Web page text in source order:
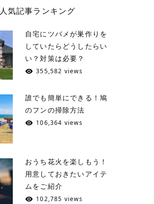
人気記事ランキング
自宅にツバメが巣作りを
していたらどうしたらい
い？対策は必要？
355,582 views
誰でも簡単にできる！鳩
のフンの掃除方法
106,364 views
おうち花火を楽しもう！
用意しておきたいアイテ
ムをご紹介
102,785 views